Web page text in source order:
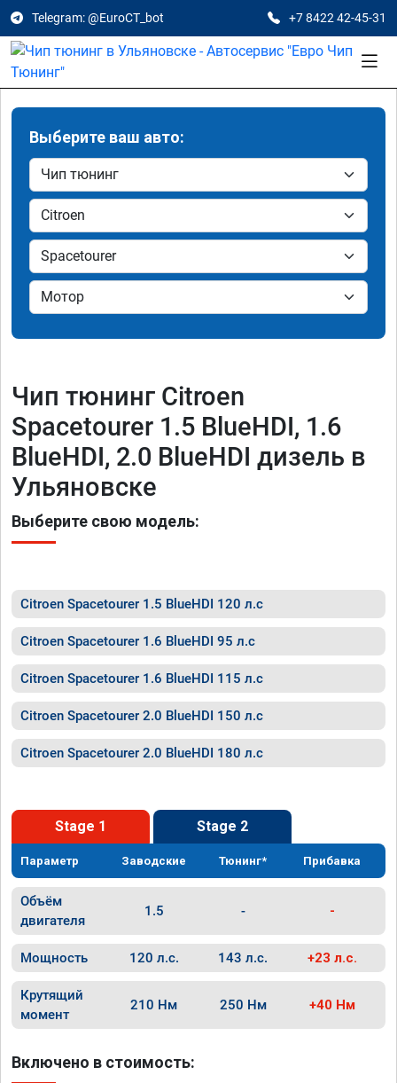
Telegram: @EuroCT_bot +7 8422 42-45-31
Выберите ваш авто:
Чип тюнинг Citroen
Spacetourer 1.5 BlueHDI, 1.6
BlueHDI, 2.0 BlueHDI дизель в
Ульяновске
Выберите свою модель:
Citroen Spacetourer 1.5 BlueHDI 120 л.с
Citroen Spacetourer 1.6 BlueHDI 95 л.с
Citroen Spacetourer 1.6 BlueHDI 115 л.с
Citroen Spacetourer 2.0 BlueHDI 150 л.с
Citroen Spacetourer 2.0 BlueHDI 180 л.с
Stage 1 Stage 2
Параметр Заводские Тюнинг* Прибавка
Объём
двигателя
1.5 - -
Мощность 120 л.с. 143 л.с. +23 л.с.
Крутящий
момент
210 Нм 250 Нм +40 Нм
Включено в стоимость: